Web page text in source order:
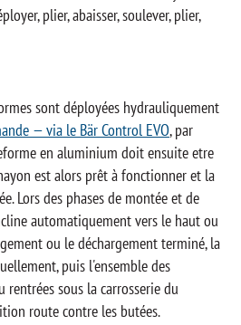
sont déployées hydrauliquement
— via le Bär Control EVO, par
en aluminium doit ensuite etre
est alors prêt à fonctionner et la
Lors des phases de montée et de
automatiquement vers le haut ou
ou le déchargement terminé, la
puis l'ensemble des
sous la carrosserie du
route contre les butées.